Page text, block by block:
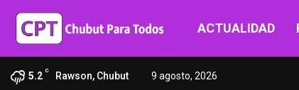
ACTUALIDAD
5.2 C Rawson, Chubut 9 agosto, 2026